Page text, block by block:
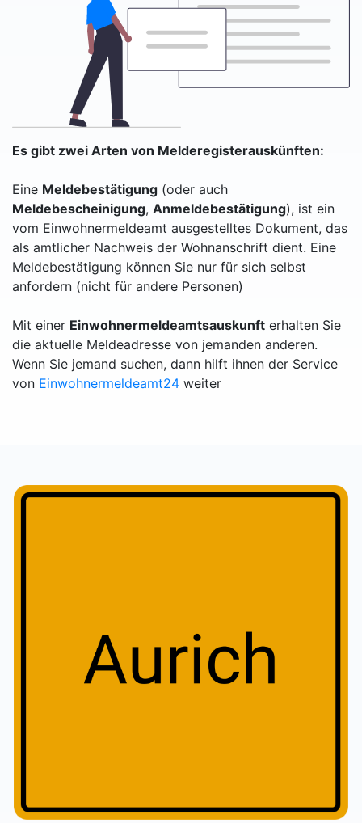
Es gibt zwei Arten von Melderegisterauskünften:
Eine Meldebestätigung (oder auch
Meldebescheinigung, Anmeldebestätigung), ist ein
vom Einwohnermeldeamt ausgestelltes Dokument, das
als amtlicher Nachweis der Wohnanschrift dient. Eine
Meldebestätigung können Sie nur für sich selbst
anfordern (nicht für andere Personen)
Mit einer Einwohnermeldeamtsauskunft erhalten Sie
die aktuelle Meldeadresse von jemanden anderen.
Wenn Sie jemand suchen, dann hilft ihnen der Service
von Einwohnermeldeamt24 weiter